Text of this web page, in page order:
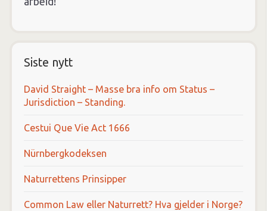
Siste nytt
David Straight – Masse bra info om Status –
Jurisdiction – Standing.
Cestui Que Vie Act 1666
Nürnbergkodeksen
Naturrettens Prinsipper
Common Law eller Naturrett? Hva gjelder i Norge?